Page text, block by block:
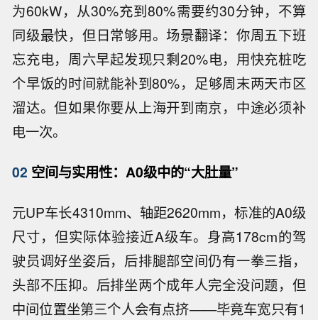
为60kW，从30%充到80%需要约30分钟，不算
同级最快，但日常够用。场景翻译：你周五下班
忘充电，周六早起发现只剩20%电，用快充桩吃
个早饭的时间就能补到80%，足够周末两天市区
溜达。但如果你要从上海开到南京，中途必须补
电一次。
02 空间与实用性：A0级中的“大肚量”
元UP车长4310mm、轴距2620mm，标准的A0级
尺寸，但实际体验接近A级车。身高178cm的驾
驶员调好坐姿后，后排腿部空间仍有一拳三指，
头部不压抑。后排坐两个成年人完全没问题，但
中间位置坐第三个人会有点挤——毕竟车宽只有1